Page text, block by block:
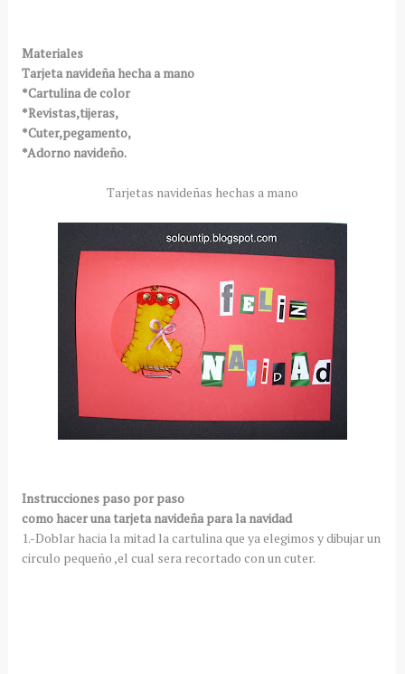
Materiales
Tarjeta navideña hecha a mano
*Cartulina de color
*Revistas,tijeras,
*Cuter,pegamento,
*Adorno navideño.
Tarjetas navideñas hechas a mano
Instrucciones paso por paso
como hacer una tarjeta navideña para la navidad
1.-Doblar hacia la mitad la cartulina que ya elegimos y dibujar un
circulo pequeño ,el cual sera recortado con un cuter.